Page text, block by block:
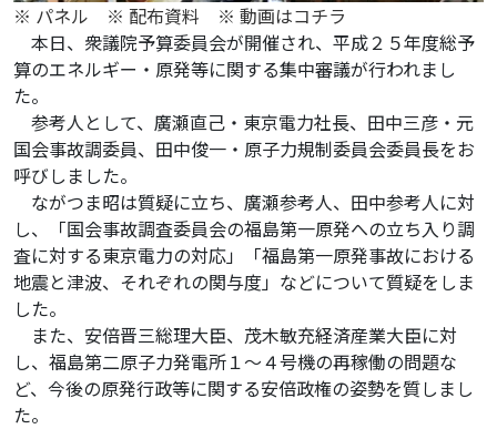
※ パネル ※ 配布資料
※ 動画はコチラ
本日、衆議院予算委員会が開催され、平成２５年度総予
算のエネルギー・原発等に関する集中審議が行われまし
た。
参考人として、廣瀬直己・東京電力社長、田中三彦・元
国会事故調委員、田中俊一・原子力規制委員会委員長をお
呼びしました。
ながつま昭は質疑に立ち、廣瀬参考人、田中参考人に対
し、「国会事故調査委員会の福島第一原発への立ち入り調
査に対する東京電力の対応」「福島第一原発事故における
地震と津波、それぞれの関与度」などについて質疑をしま
した。
また、安倍晋三総理大臣、茂木敏充経済産業大臣に対
し、福島第二原子力発電所１〜４号機の再稼働の問題な
ど、今後の原発行政等に関する安倍政権の姿勢を質しまし
た。